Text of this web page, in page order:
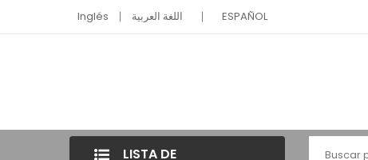
Inglés اللغة العربية ESPAÑOL
LISTA DE